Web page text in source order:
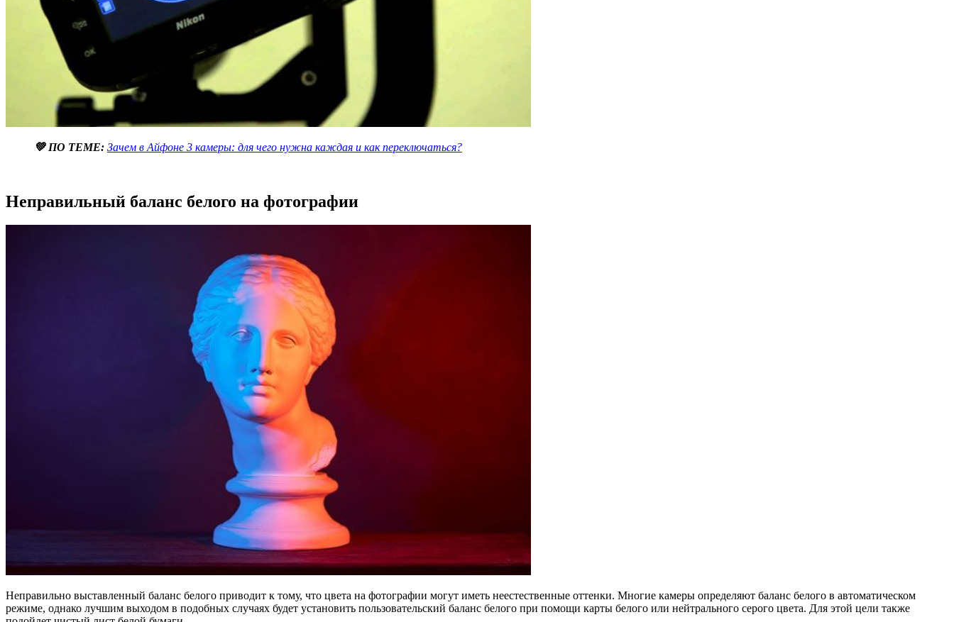
💚 ПО ТЕМЕ: Зачем в Айфоне 3 камеры: для чего нужна каждая и как переключаться?
Неправильный баланс белого на фотографии
Неправильно выставленный баланс белого приводит к тому, что цвета на фотографии могут иметь неестественные оттенки. Многие камеры определяют баланс белого в автоматическом
режиме, однако лучшим выходом в подобных случаях будет установить пользовательский баланс белого при помощи карты белого или нейтрального серого цвета. Для этой цели также